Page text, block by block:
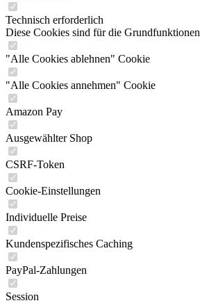
Technisch erforderlich
Diese Cookies sind für die
"Alle Cookies ablehnen" Cookie
"Alle Cookies annehmen" Cookie
Amazon Pay
Ausgewählter Shop
CSRF-Token
Cookie-Einstellungen
Individuelle Preise
Kundenspezifisches Caching
PayPal-Zahlungen
Session